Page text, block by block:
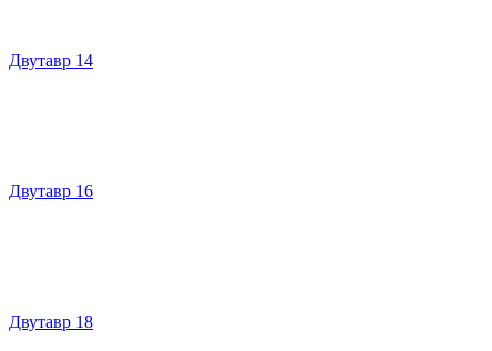
Двутавр 14
Двутавр 16
Двутавр 18